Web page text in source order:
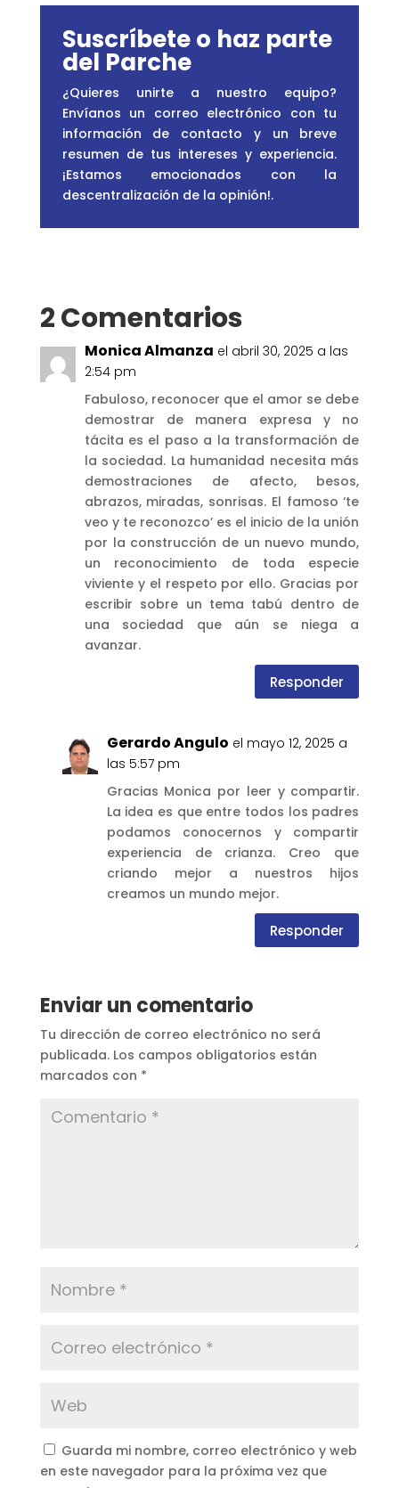
Suscríbete o haz parte
del Parche
¿Quieres unirte a nuestro equipo?
Envíanos un correo electrónico con tu
información de contacto y un breve
resumen de tus intereses y experiencia.
¡Estamos emocionados con la
descentralización de la opinión!.
2 Comentarios
Monica Almanza el abril 30, 2025 a las
2:54 pm
Fabuloso, reconocer que el amor se debe
demostrar de manera expresa y no
tácita es el paso a la transformación de
la sociedad. La humanidad necesita más
demostraciones de afecto, besos,
abrazos, miradas, sonrisas. El famoso ‘te
veo y te reconozco’ es el inicio de la unión
por la construcción de un nuevo mundo,
un reconocimiento de toda especie
viviente y el respeto por ello. Gracias por
escribir sobre un tema tabú dentro de
una sociedad que aún se niega a
avanzar.
Responder
Gerardo Angulo el mayo 12, 2025 a
las 5:57 pm
Gracias Monica por leer y compartir.
La idea es que entre todos los padres
podamos conocernos y compartir
experiencia de crianza. Creo que
criando mejor a nuestros hijos
creamos un mundo mejor.
Responder
Enviar un comentario
Tu dirección de correo electrónico no será
publicada. Los campos obligatorios están
marcados con *
Guarda mi nombre, correo electrónico y web
en este navegador para la próxima vez que